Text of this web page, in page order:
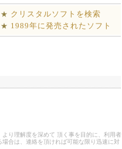
★ クリスタルソフトを検索
★ 1989年に発売されたソフト
り理解度を深めて 頂く事を目的に、利用者
合は、連絡を頂ければ可能な限り迅速に対